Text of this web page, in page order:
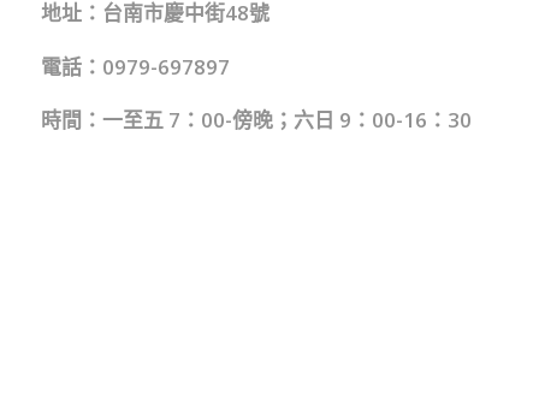
地址：台南市慶中街48號
電話：0979-697897
時間：一至五 7：00-傍晚；六日 9：00-16：30